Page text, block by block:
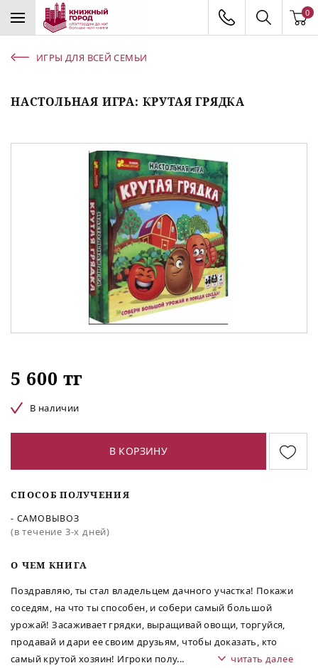
0
ИГРЫ ДЛЯ ВСЕЙ СЕМЬИ
НАСТОЛЬНАЯ ИГРА: КРУТАЯ ГРЯДКА
O ЧЕМ КНИГА
Поздравляю, ты стал владельцем дачного участка! Покажи
соседям, на что ты способен, и собери самый большой
урожай! Засаживает грядки, выращивай овощи, торгуйся,
продавай и дари ее своим друзьям, чтобы доказать, кто
самый крутой хозяин! Игроки полу... читать далее
5 600 тг
В наличии
В КОРЗИНУ
СПОСОБ ПОЛУЧЕНИЯ
- САМОВЫВОЗ
(в течение 3-х дней)